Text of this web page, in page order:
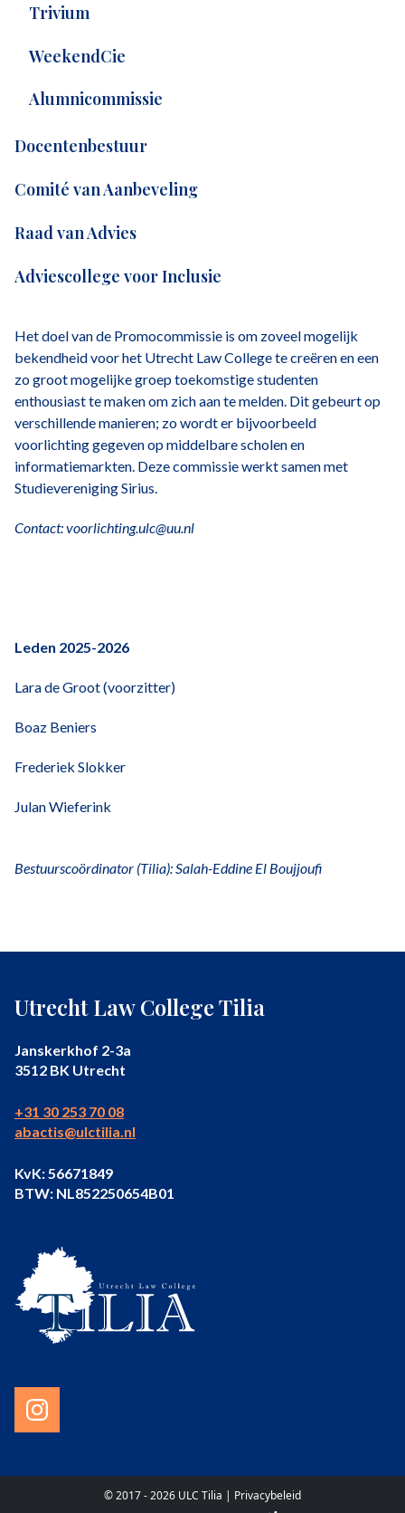
Trivium
WeekendCie
Alumnicommissie
Docentenbestuur
Comité van Aanbeveling
Raad van Advies
Adviescollege voor Inclusie
Het doel van de Promocommissie is om zoveel mogelijk
bekendheid voor het Utrecht Law College te creëren en een
zo groot mogelijke groep toekomstige studenten
enthousiast te maken om zich aan te melden. Dit gebeurt op
verschillende manieren; zo wordt er bijvoorbeeld
voorlichting gegeven op middelbare scholen en
informatiemarkten. Deze commissie werkt samen met
Studievereniging Sirius.
Contact: voorlichting.ulc@uu.nl
Leden 2025-2026
Lara de Groot (voorzitter)
Boaz Beniers
Frederiek Slokker
Julan Wieferink
Bestuurscoördinator (Tilia): Salah-Eddine El Boujjoufi
Utrecht Law College Tilia
Janskerkhof 2-3a
3512 BK Utrecht
+31 30 253 70 08
abactis@ulctilia.nl
KvK: 56671849
BTW: NL852250654B01
© 2017 - 2026 ULC Tilia | Privacybeleid